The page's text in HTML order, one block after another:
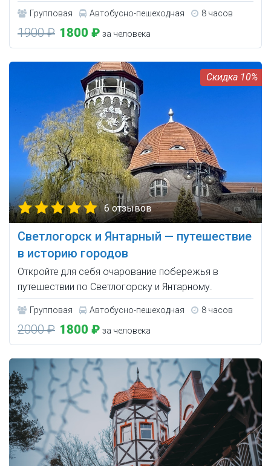
Групповая Автобусно-пешеходная 8 часов
1900 ₽ 1800 ₽ за человека
10%
6 отзывов
Светлогорск и Янтарный — путешествие
в историю городов
Откройте для себя очарование побережья в
путешествии по Светлогорску и Янтарному.
Групповая Автобусно-пешеходная 8 часов
2000 ₽ 1800 ₽ за человека